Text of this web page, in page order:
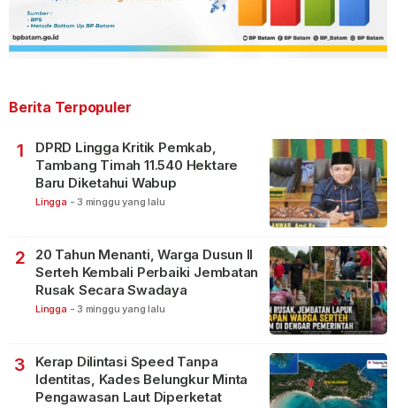
Berita Terpopuler
1
DPRD Lingga Kritik Pemkab,
Tambang Timah 11.540 Hektare
Baru Diketahui Wabup
Lingga - 3 minggu yang lalu
2
20 Tahun Menanti, Warga Dusun II
Serteh Kembali Perbaiki Jembatan
Rusak Secara Swadaya
Lingga - 3 minggu yang lalu
3
Kerap Dilintasi Speed Tanpa
Identitas, Kades Belungkur Minta
Pengawasan Laut Diperketat